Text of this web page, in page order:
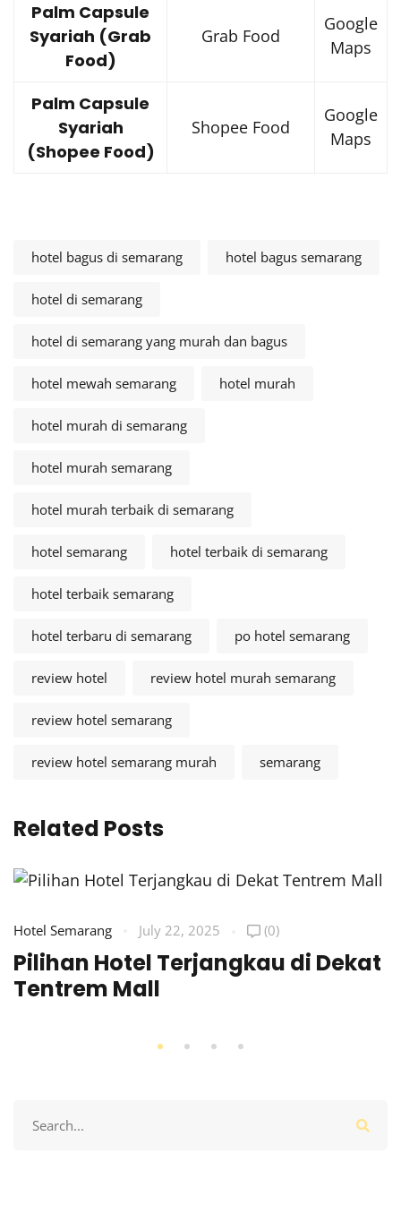
Palm Capsule
Syariah (Grab
Food)
Grab Food
Google
Maps
Palm Capsule
Syariah
(Shopee Food)
Shopee Food
Google
Maps
hotel bagus di semarang hotel bagus semarang
hotel di semarang
hotel di semarang yang murah dan bagus
hotel mewah semarang hotel murah
hotel murah di semarang
hotel murah semarang
hotel murah terbaik di semarang
hotel semarang hotel terbaik di semarang
hotel terbaik semarang
hotel terbaru di semarang po hotel semarang
review hotel review hotel murah semarang
review hotel semarang
review hotel semarang murah semarang
Related Posts
Hotel Semarang July 22, 2025 (0)
Pilihan Hotel Terjangkau di Dekat
Tentrem Mall
for: